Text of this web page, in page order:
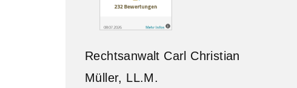
Rechtsanwalt Carl Christian
Müller, LL.M.